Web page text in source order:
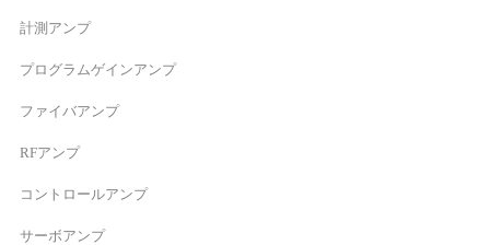
計測アンプ
プログラムゲインアンプ
ファイバアンプ
RFアンプ
コントロールアンプ
サーボアンプ